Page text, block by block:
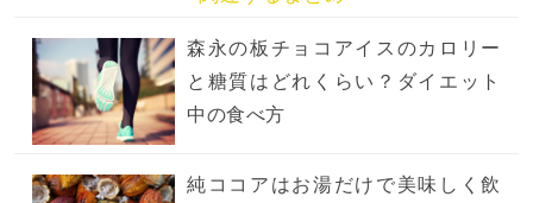
森永の板チョコアイスのカロリー
と糖質はどれくらい？ダイエット
中の食べ方
純ココアはお湯だけで美味しく飲